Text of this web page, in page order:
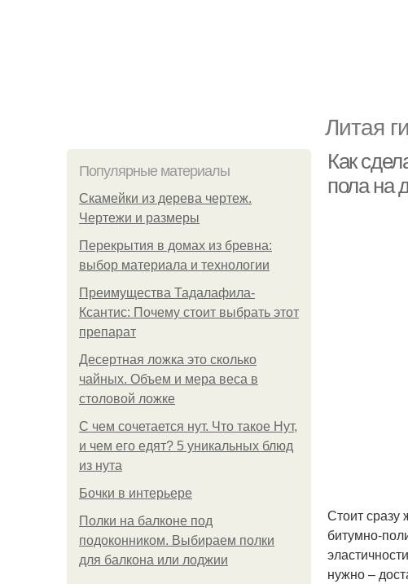
Литая
Популярные материалы
Скамейки из дерева чертеж.
Чертежи и размеры
Перекрытия в домах из бревна:
выбор материала и технологии
Преимущества Тадалафила-
Ксантис: Почему стоит выбрать этот
препарат
Десертная ложка это сколько
чайных. Объем и мера веса в
столовой ложке
С чем сочетается нут. Что такое Нут,
и чем его едят? 5 уникальных блюд
из нута
Бочки в интерьере
Полки на балконе под
подоконником. Выбираем полки
для балкона или лоджии
Как
пола на
Стоит сразу
битумно-
нужно –